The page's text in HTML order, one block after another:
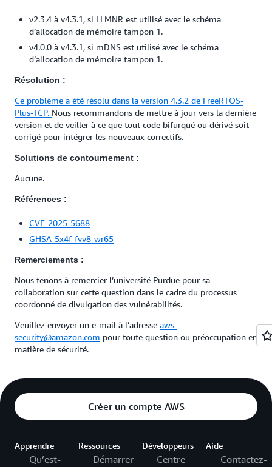
v2.3.4 à v4.3.1, si LLMNR est utilisé avec le schéma
d’allocation de mémoire tampon 1.
v4.0.0 à v4.3.1, si mDNS est utilisé avec le schéma
d’allocation de mémoire tampon 1.
Résolution :
Ce problème a été résolu dans la version 4.3.2 de FreeRTOS-
Plus-TCP. Nous recommandons de mettre à jour vers la dernière
version et de veiller à ce que tout code bifurqué ou dérivé soit
corrigé pour intégrer les nouveaux correctifs.
Solutions de contournement :
Aucune.
Références :
CVE-2025-5688
GHSA-5x4f-fvv8-wr65
Remerciements :
Nous tenons à remercier l’université Purdue pour sa
collaboration sur cette question dans le cadre du processus
coordonné de divulgation des vulnérabilités.
Veuillez envoyer un e‑mail à l’adresse aws-
security@amazon.com pour toute question ou préoccupation en
matière de sécurité.
Créer un compte AWS
Apprendre
Qu’est-
Ressources
Démarrer
Développeurs
Centre
Aide
Contactez-